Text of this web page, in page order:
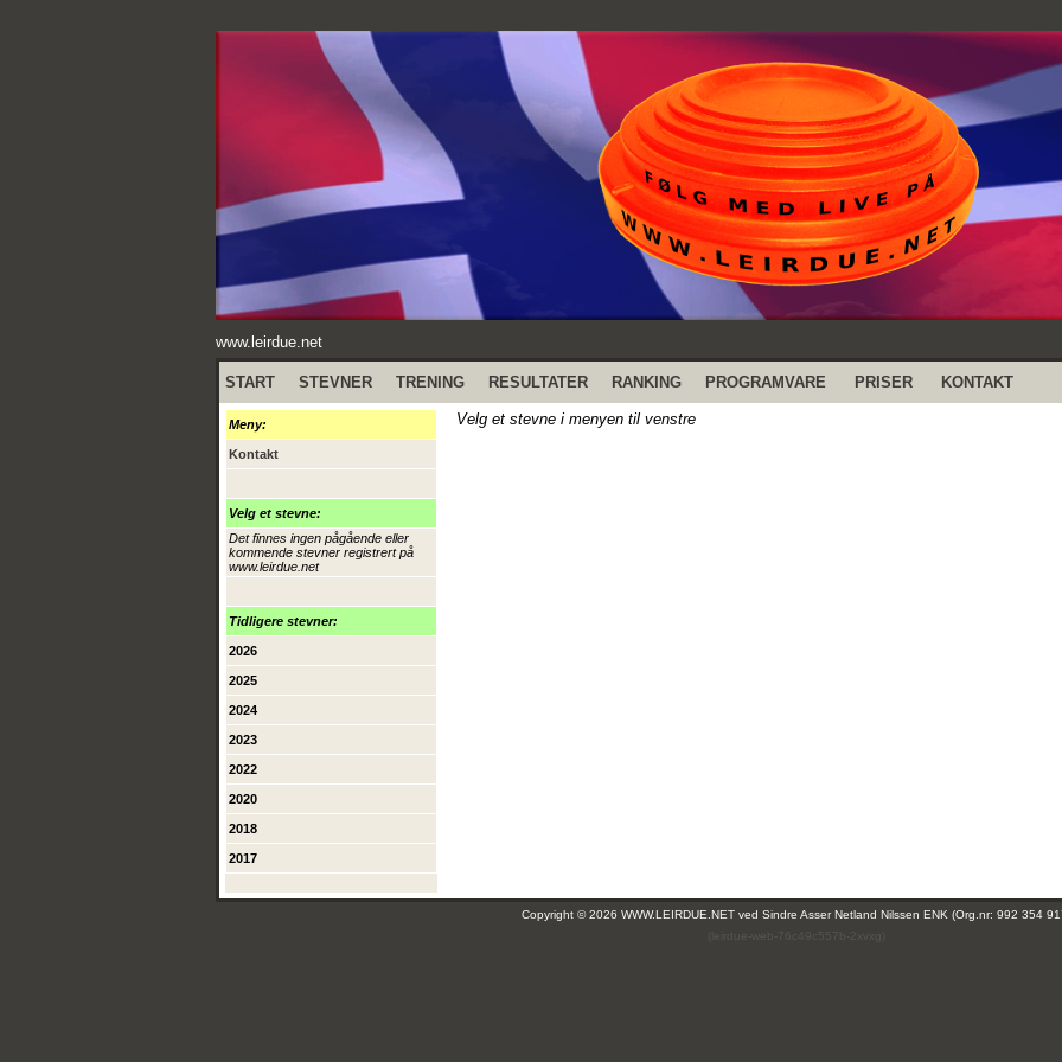
www.leirdue.net
START STEVNER TRENING RESULTATER RANKING PROGRAMVARE PRISER KONTAKT
Meny:
Kontakt
Velg et stevne:
Det finnes ingen pågående eller
kommende stevner registrert på
www.leirdue.net
Tidligere stevner:
2026
2025
2024
2023
2022
2020
2018
2017
Velg et stevne i menyen til venstre
Copyright © 2026 WWW.LEIRDUE.NET ved Sindre Asser Netland Nilssen ENK (Org.nr: 992 354
(leirdue-web-76c49c557b-2xvxg)